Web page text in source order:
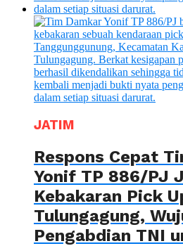
JATIM
Respons Cepat
Yonif TP 886/PJ
Kebakaran Pick
Tulungagung,
Pengabdian TNI